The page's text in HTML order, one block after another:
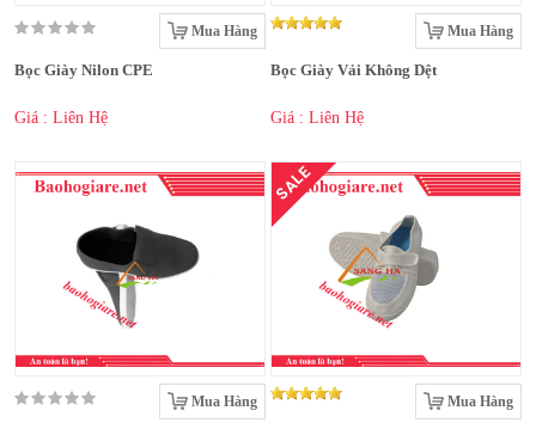
Mua Hàng
Bọc Giày Nilon CPE
Giá : Liên Hệ
Mua Hàng
Bọc Giày Vải Không Dệt
Giá : Liên Hệ
Mua Hàng
SALE
Mua Hàng